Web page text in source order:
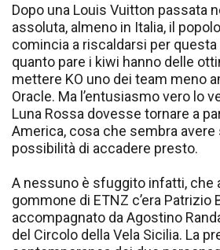
Dopo una Louis Vuitton passata
assoluta, almeno in Italia, il
comincia a riscaldarsi per questa
quanto pare i kiwi hanno delle
mettere KO uno dei team meno
Oracle. Ma l’entusiasmo vero lo
Luna Rossa dovesse tornare a
America, cosa che sembra avere
possibilità di accadere presto.
A nessuno è sfuggito infatti, che
gommone di ETNZ c’era Patrizio
accompagnato da Agostino
del Circolo della Vela Sicilia. La